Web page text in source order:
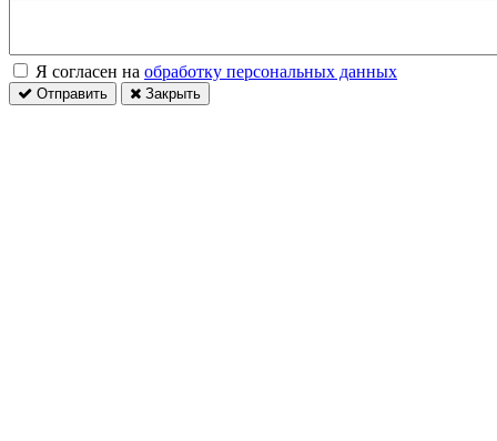
Я согласен на обработку персональных данных
Отправить Закрыть